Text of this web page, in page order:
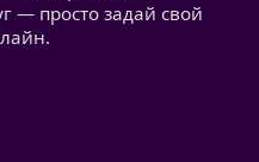
— просто задай свой